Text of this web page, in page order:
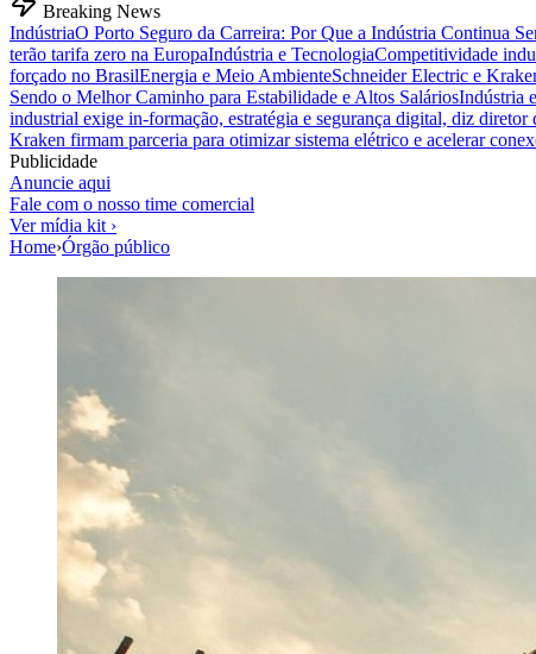
Breaking News
IndústriaO Porto Seguro da Carreira: Por Que a Indústria Continua
terão tarifa zero na EuropaIndústria e TecnologiaCompetitividade
forçado no BrasilEnergia e Meio AmbienteSchneider Electric e
Sendo o Melhor Caminho para Estabilidade e Altos SaláriosIndústria
industrial exige in-formação, estratégia e segurança digital, diz diretor
Kraken firmam parceria para otimizar sistema elétrico e acelerar
Publicidade
Anuncie aqui
Fale com o nosso time comercial
Ver mídia kit ›
Home›Órgão público